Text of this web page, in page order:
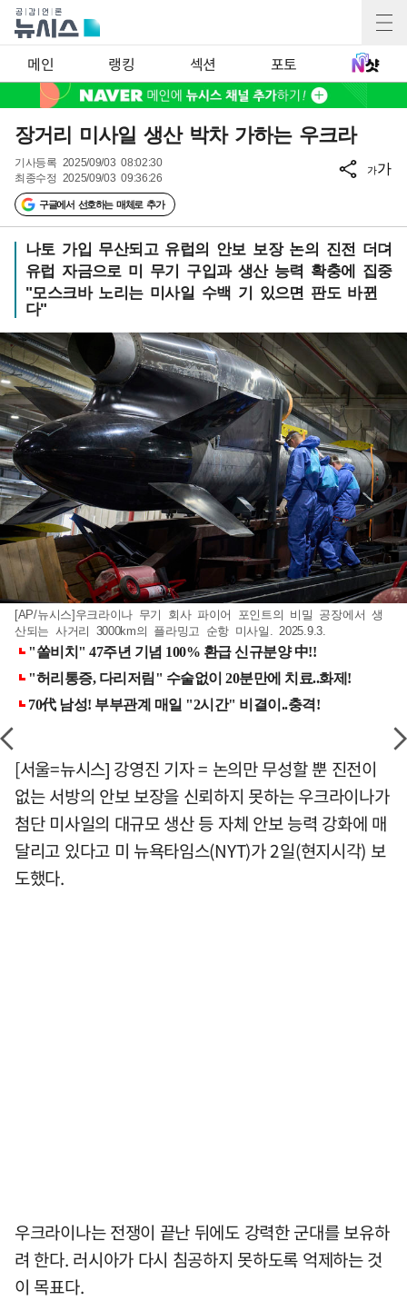
메인 랭킹 섹션 포토
장거리 미사일 생산 박차 가하는 우크라
기사등록 2025/09/03 08:02:30
최종수정 2025/09/03 09:36:26
구글에서 선호하는 매체로 추가
가가
나토 가입 무산되고 유럽의 안보 보장 논의 진전 더뎌
유럽 자금으로 미 무기 구입과 생산 능력 확충에 집중
"모스크바 노리는 미사일 수백 기 있으면 판도 바뀐
다"
[AP/뉴시스]우크라이나 무기 회사 파이어 포인트의 비밀 공장에서 생
산되는 사거리 3000km의 플라밍고 순항 미사일. 2025.9.3.
[서울=뉴시스] 강영진 기자 = 논의만 무성할 뿐 진전이
없는 서방의 안보 보장을 신뢰하지 못하는 우크라이나가
첨단 미사일의 대규모 생산 등 자체 안보 능력 강화에 매
달리고 있다고 미 뉴욕타임스(NYT)가 2일(현지시각) 보
도했다.
우크라이나는 전쟁이 끝난 뒤에도 강력한 군대를 보유하
려 한다. 러시아가 다시 침공하지 못하도록 억제하는 것
이 목표다.